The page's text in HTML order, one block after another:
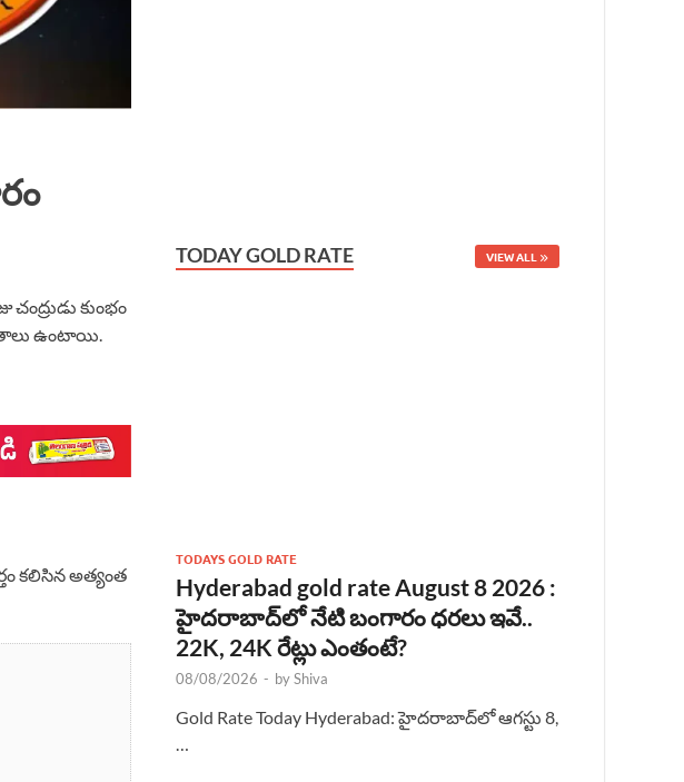
చంద్రుడు కుంభం
ఉంటాయి.
కలిసిన అత్యంత
TODAY GOLD RATE VIEW ALL
TODAYS GOLD RATE
Hyderabad gold rate August 8 2026 :
హైదరాబాద్‌లో నేటి బంగారం ధరలు ఇవే..
22K, 24K రేట్లు ఎంతంటే?
08/08/2026 - byShiva
Gold Rate Today Hyderabad: హైదరాబాద్‌లో ఆగస్టు 8,
…